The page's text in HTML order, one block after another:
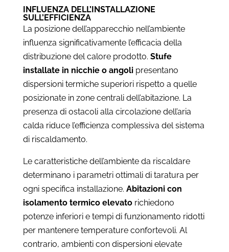
INFLUENZA DELL’INSTALLAZIONE
SULL’EFFICIENZA
La posizione dell’apparecchio nell’ambiente
influenza significativamente l’efficacia della
distribuzione del calore prodotto. Stufe
installate in nicchie o angolipresentano
dispersioni termiche superiori rispetto a quelle
posizionate in zone centrali dell’abitazione. La
presenza di ostacoli alla circolazione dell’aria
calda riduce l’efficienza complessiva del sistema
di riscaldamento.
Le caratteristiche dell’ambiente da riscaldare
determinano i parametri ottimali di taratura per
ogni specifica installazione. Abitazioni con
isolamento termico elevatorichiedono
potenze inferiori e tempi di funzionamento ridotti
per mantenere temperature confortevoli. Al
contrario, ambienti con dispersioni elevate